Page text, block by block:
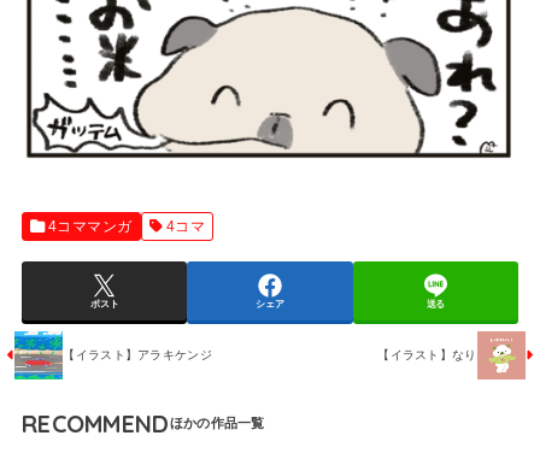
4コママンガ 4コマ
ポスト シェア 送る
【イラスト】アラキケンジ 【イラスト】なり
RECOMMEND